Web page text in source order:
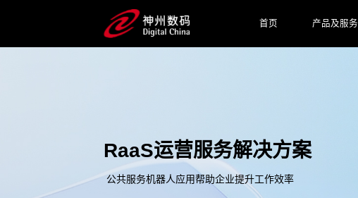
首页 产品及服务
RaaS运营服务解决方案
公共服务机器人应用帮助企业提升工作效率